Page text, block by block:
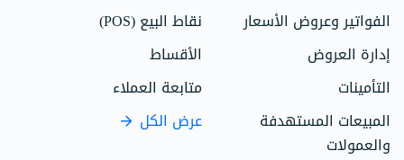
الفواتير وعروض الأسعار
نقاط البيع (POS)
إدارة العروض
الأقساط
التأمينات
متابعة العملاء
المبيعات المستهدفة
والعمولات
عرض الكل